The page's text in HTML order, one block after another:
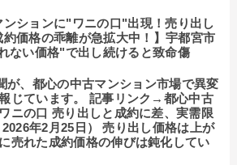
ンションに"ワニの口"出現！売り出し
約価格の乖離が急拡大中！】宇都宮市
ない価格"で出し続けると致命傷
が、都心の中古マンション市場で異変
じています。 記事リンク→都心中古
ニの口 売り出しと成約に差、実需限
年2月25日） 売り出し価格は上が
売れた成約価格の伸びは鈍化してい